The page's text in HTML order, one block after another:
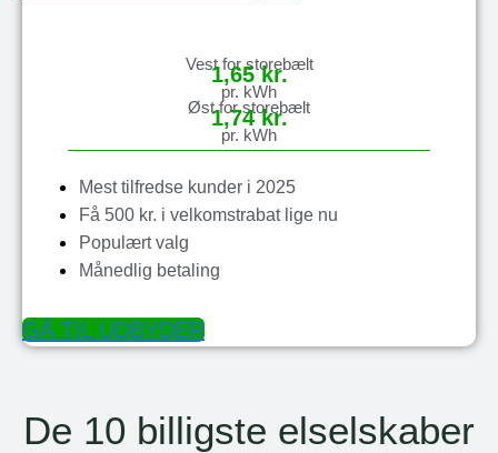
Vest for storebælt
1,65 kr.
pr. kWh
Øst for storebælt
1,74 kr.
pr. kWh
Mest tilfredse kunder i 2025
Få 500 kr. i velkomstrabat lige nu
Populært valg
Månedlig betaling
GÅ TIL UDBYDER
De 10 billigste elselskaber